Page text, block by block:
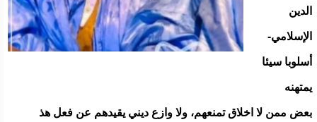
الدين
الإسلامي-
أسلوبا سيئا
يمتهنه
بعض ممن لا اخلاق تمنعهم، ولا وازع ديني يقيدهم عن فعل هذ